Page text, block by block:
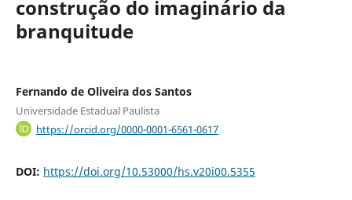
construção do imaginário da
branquitude
Fernando de Oliveira dos Santos
Universidade Estadual Paulista
https://orcid.org/0000-0001-6561-0617
DOI: https://doi.org/10.53000/hs.v20i00.5355